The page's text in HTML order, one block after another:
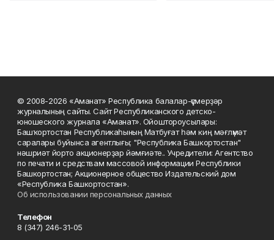
© 2008-2026 «Аманат» Республика балалар-үҫмерҙәр
журналының сайты. Сайт Республиканского детско-
юношеского журнала «Аманат». Ойоштороусылары:
Башҡортостан Республикаһының Матбуғат һәм киң мәғлүмәт
саралары буйынса агентлығы; "Республика Башкортостан"
нәшриәт йорто акционерҙар йәмғиәте.. Учредители: Агентство
по печати и средствам массовой информации Республики
Башкортостан; Акционерное общество Издательский дом
«Республика Башкортостан».
Об использовании персональных данных
Телефон
8 (347) 246-31-05